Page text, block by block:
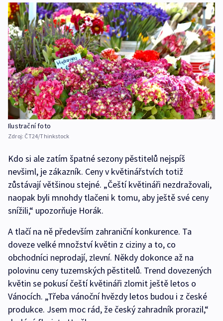
Ilustrační foto
Zdroj: ČT24/Thinkstock
Kdo si ale zatím špatné sezony pěstitelů nejspíš
nevšiml, je zákazník. Ceny v květinářstvích totiž
zůstávají většinou stejné. „Čeští květináři nezdražovali,
naopak byli mnohdy tlačeni k tomu, aby ještě své ceny
snížili,“ upozorňuje Horák.
A tlačí na ně především zahraniční konkurence. Ta
doveze velké množství květin z ciziny a to, co
obchodníci neprodají, zlevní. Někdy dokonce až na
polovinu ceny tuzemských pěstitelů. Trend dovezených
květin se pokusí čeští květináři zlomit ještě letos o
Vánocích. „Třeba vánoční hvězdy letos budou i z české
produkce. Jsem moc rád, že český zahradník prorazil,“